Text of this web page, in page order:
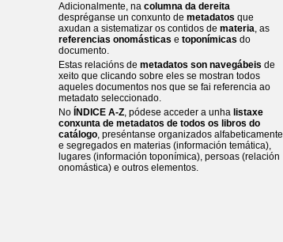
Adicionalmente, na columna da dereita
despréganse un conxunto de metadatos que
axudan a sistematizar os contidos de materia, as
referencias onomásticas e toponímicas do
documento.
Estas relacións de metadatos son navegábeis de
xeito que clicando sobre eles se mostran todos
aqueles documentos nos que se fai referencia ao
metadato seleccionado.
No ÍNDICE A-Z, pódese acceder a unha listaxe
conxunta de metadatos de todos os libros do
catálogo, preséntanse organizados alfabeticamente
e segregados en materias (información temática),
lugares (información toponímica), persoas (relación
onomástica) e outros elementos.